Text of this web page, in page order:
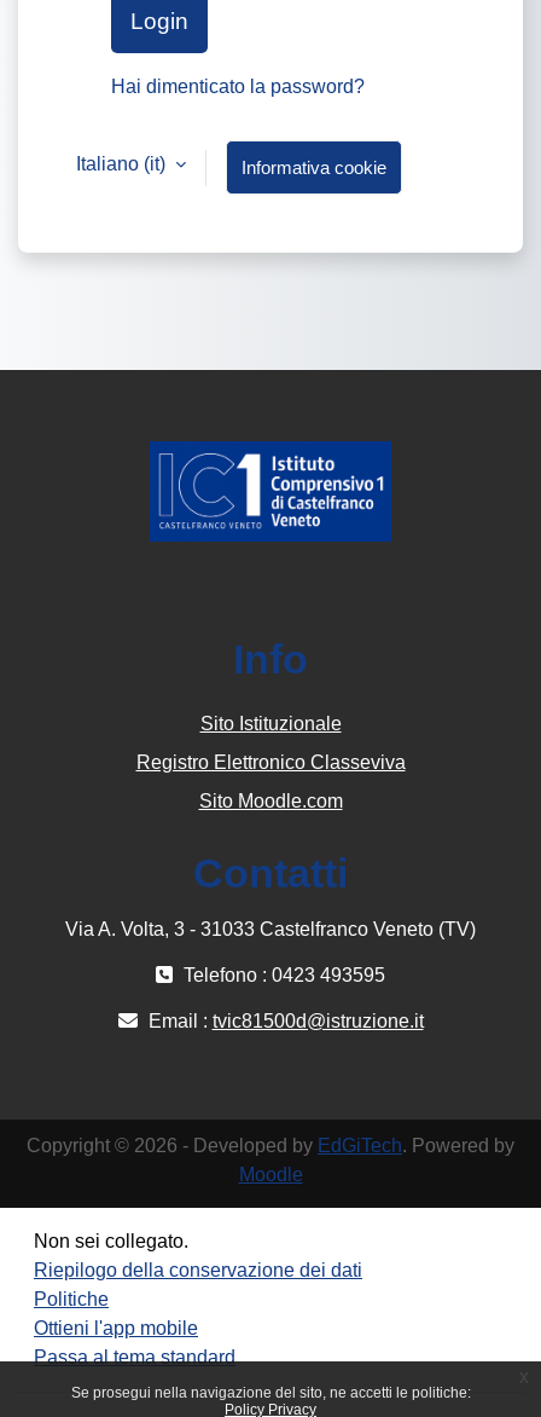
Se prosegui nella navigazione del sito, ne accetti le politiche:
Policy Privacy
Login
Hai dimenticato la password?
Italiano ‎(it)‎ Informativa cookie
Info
Sito Istituzionale
Registro Elettronico Classeviva
Sito Moodle.com
Contatti
Via A. Volta, 3 - 31033 Castelfranco Veneto (TV)
Telefono : 0423 493595
Email : tvic81500d@istruzione.it
Copyright © 2026 - Developed by EdGiTech. Powered by
Moodle
Non sei collegato.
Riepilogo della conservazione dei dati
Politiche
Ottieni l'app mobile
Passa al tema standard